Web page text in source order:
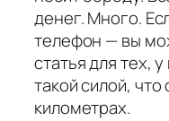
денег. Много.
телефон — вы
статья для тех,
такой силой,
километрах.